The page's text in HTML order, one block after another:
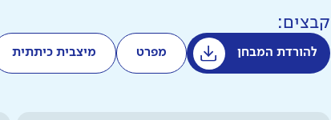
קבצים:
להורדת המבחן מפרט מיצבית כיתתית